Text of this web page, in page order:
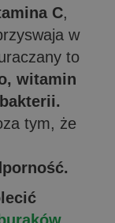
C,
w
to
witamin
tym, że